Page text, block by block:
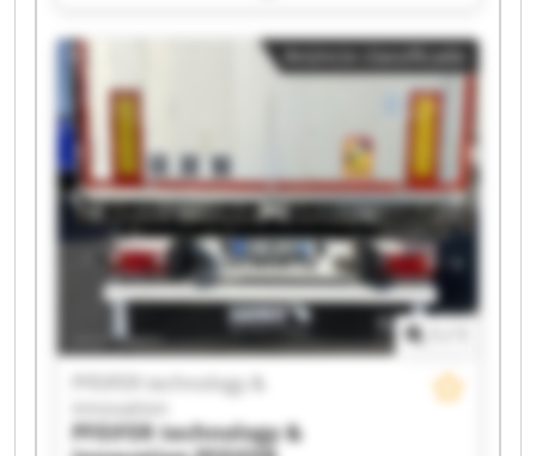
technology & innovation PFEIFER technology &
innovation PFEIFER technology & innovation
PFEIFER technology & innovation PFEIFER
technology & innovation PFEIFER technology &
innovation PFEIFER technology & innovation
PFEIFER technology & innovation PFEIFER
technology & innovation PFEIFER technology &
innovation PFEIFER technology & innovation
PFEIFER technology & innovation PFEIFER
technology & innovation PFEIFER technology &
innovation PFEIFER technology & innovation
PFEIFER technology &
innovation
PFEIFER technology &